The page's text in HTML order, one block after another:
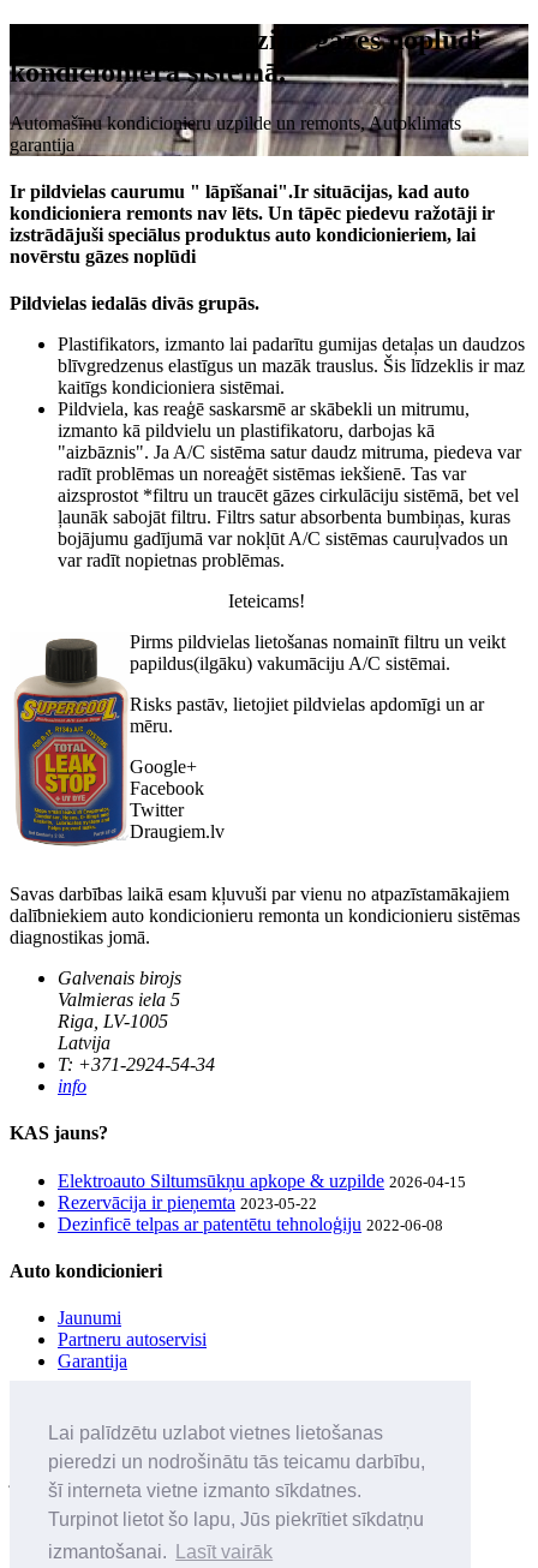
Lai palīdzētu uzlabot vietnes lietošanas
pieredzi un nodrošinātu tās teicamu darbību,
šī interneta vietne izmanto sīkdatnes.
Turpinot lietot šo lapu, Jūs piekrītiet sīkdatņu
izmantošanai.
Lasīt vairāk
Pildvielas, kas samazina gāzes noplūdi
kondicioniera sistēmā.
Automašīnu kondicionieru uzpilde un remonts, Autoklimats
garantija
Ir pildvielas caurumu " lāpīšanai".Ir situācijas, kad auto
kondicioniera remonts nav lēts. Un tāpēc piedevu ražotāji ir
izstrādājuši speciālus produktus auto kondicionieriem, lai
novērstu gāzes noplūdi
Pildvielas iedalās divās grupās.
Plastifikators, izmanto lai padarītu gumijas detaļas un daudzos
blīvgredzenus elastīgus un mazāk trauslus. Šis līdzeklis ir maz
kaitīgs kondicioniera sistēmai.
Pildviela, kas reaģē saskarsmē ar skābekli un mitrumu,
izmanto kā pildvielu un plastifikatoru, darbojas kā
"aizbāznis". Ja A/C sistēma satur daudz mitruma, piedeva var
radīt problēmas un noreaģēt sistēmas iekšienē. Tas var
aizsprostot *filtru un traucēt gāzes cirkulāciju sistēmā, bet vel
ļaunāk sabojāt filtru. Filtrs satur absorbenta bumbiņas, kuras
bojājumu gadījumā var nokļūt A/C sistēmas cauruļvados un
var radīt nopietnas problēmas.
Ieteicams!
Pirms pildvielas lietošanas nomainīt filtru un veikt
papildus(ilgāku) vakumāciju A/C sistēmai.
Risks pastāv, lietojiet pildvielas apdomīgi un ar
mēru.
Google+
Facebook
Twitter
Draugiem.lv
Savas darbības laikā esam kļuvuši par vienu no atpazīstamākajiem
dalībniekiem auto kondicionieru remonta un kondicionieru sistēmas
diagnostikas jomā.
Galvenais birojs
Valmieras iela 5
Riga, LV-1005
Latvija
T: +371-2924-54-34
info
KAS jauns?
Elektroauto Siltumsūkņu apkope & uzpilde 2026-04-15
Rezervācija ir pieņemta 2023-05-22
Dezinficē telpas ar patentētu tehnoloģiju 2022-06-08
Auto kondicionieri
Jaunumi
Partneru autoservisi
Garantija
Seko mūsu sociālo tīklu ierakstiem un iegūsti informāciju par
jaunumiem & balvām
Privātuma politika
Noteikumi
•